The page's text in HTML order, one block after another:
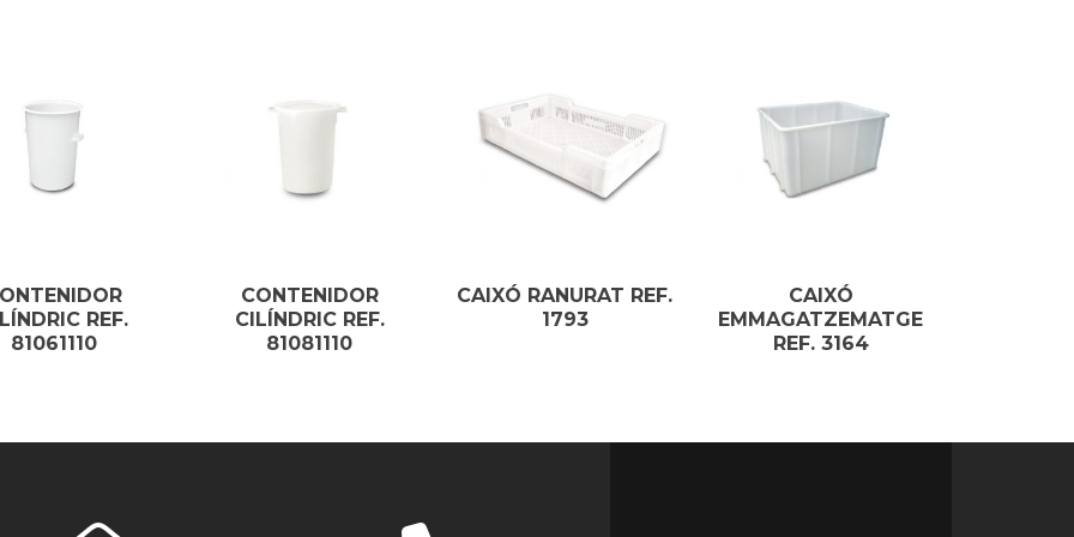
REF.
81061110
CONTENIDOR
CILÍNDRIC REF.
81081110
CAIXÓ RANURAT REF.
1793
CAIXÓ
EMMAGATZEMATGE
REF. 3164